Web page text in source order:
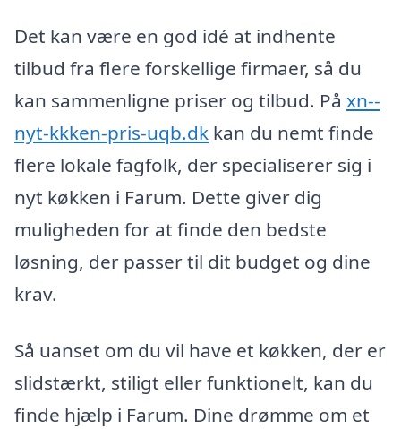
Det kan være en god idé at indhente
tilbud fra flere forskellige firmaer, så du
kan sammenligne priser og tilbud. På xn--
nyt-kkken-pris-uqb.dk kan du nemt finde
flere lokale fagfolk, der specialiserer sig i
nyt køkken i Farum. Dette giver dig
muligheden for at finde den bedste
løsning, der passer til dit budget og dine
krav.
Så uanset om du vil have et køkken, der er
slidstærkt, stiligt eller funktionelt, kan du
finde hjælp i Farum. Dine drømme om et